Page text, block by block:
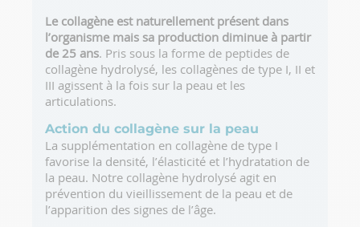
Le collagène est naturellement présent dans
l’organisme mais sa production diminue à partir
de 25 ans. Pris sous la forme de peptides de
collagène hydrolysé, les collagènes de type I, II et
III agissent à la fois sur la peau et les
articulations.
Action du collagène sur la peau
La supplémentation en collagène de type I
favorise la densité, l’élasticité et l’hydratation de
la peau. Notre collagène hydrolysé agit en
prévention du vieillissement de la peau et de
l’apparition des signes de l’âge.